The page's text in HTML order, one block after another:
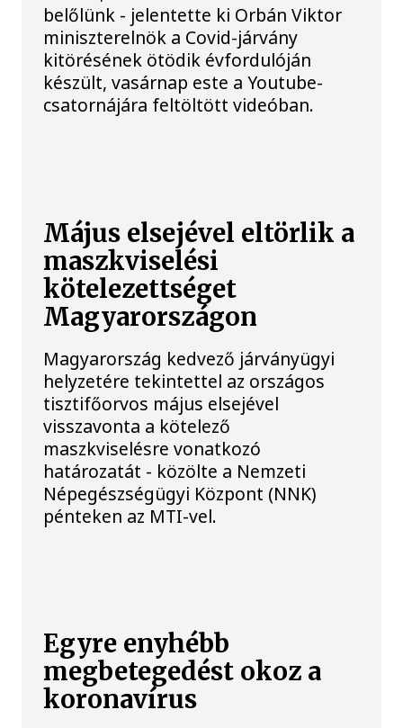
belőlünk - jelentette ki Orbán Viktor
miniszterelnök a Covid-járvány
kitörésének ötödik évfordulóján
készült, vasárnap este a Youtube-
csatornájára feltöltött videóban.
Május elsejével eltörlik a
maszkviselési
kötelezettséget
Magyarországon
Magyarország kedvező járványügyi
helyzetére tekintettel az országos
tisztifőorvos május elsejével
visszavonta a kötelező
maszkviselésre vonatkozó
határozatát - közölte a Nemzeti
Népegészségügyi Központ (NNK)
pénteken az MTI-vel.
Egyre enyhébb
megbetegedést okoz a
koronavírus